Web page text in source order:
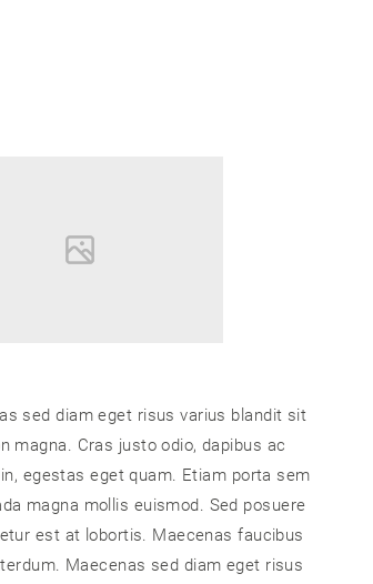
sed diam eget risus varius blandit sit
magna. Cras justo odio, dapibus ac
egestas eget quam. Etiam porta sem
magna mollis euismod. Sed posuere
est at lobortis. Maecenas faucibus
Maecenas sed diam eget risus